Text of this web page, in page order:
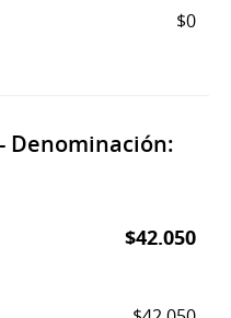
$0
Denominación:
$42.050